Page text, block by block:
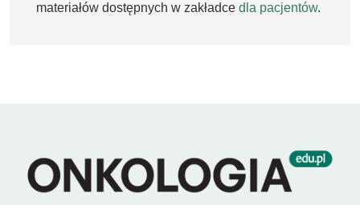
materiałów dostępnych w zakładce dla pacjentów.